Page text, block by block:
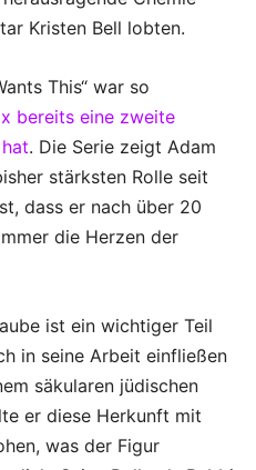
Kristen Bell lobten.
This“ war so
bereits eine zweite
. Die Serie zeigt Adam
stärksten Rolle seit
dass er nach über 20
die Herzen der
ist ein wichtiger Teil
in seine Arbeit einfließen
säkularen jüdischen
er diese Herkunft mit
was der Figur